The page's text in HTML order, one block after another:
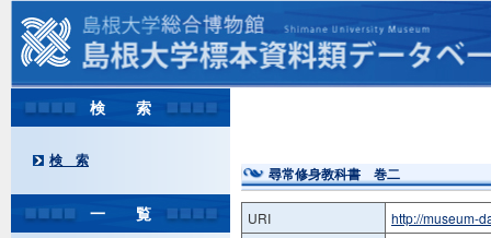
検 索
検 索
一 覧
尋常修身教科書 巻二
URI
http://museum-